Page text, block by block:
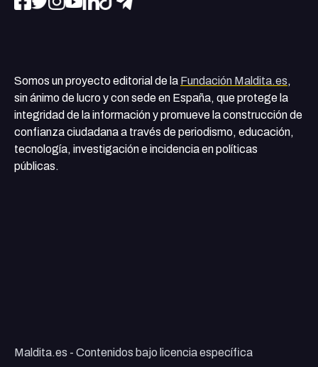
Somos un proyecto editorial de la Fundación Maldita.es,
sin ánimo de lucro y con sede en España, que protege la
integridad de la información y promueve la construcción de
confianza ciudadana a través de periodismo, educación,
tecnología, investigación e incidencia en políticas
públicas.
Maldita.es - Contenidos bajo licencia específica